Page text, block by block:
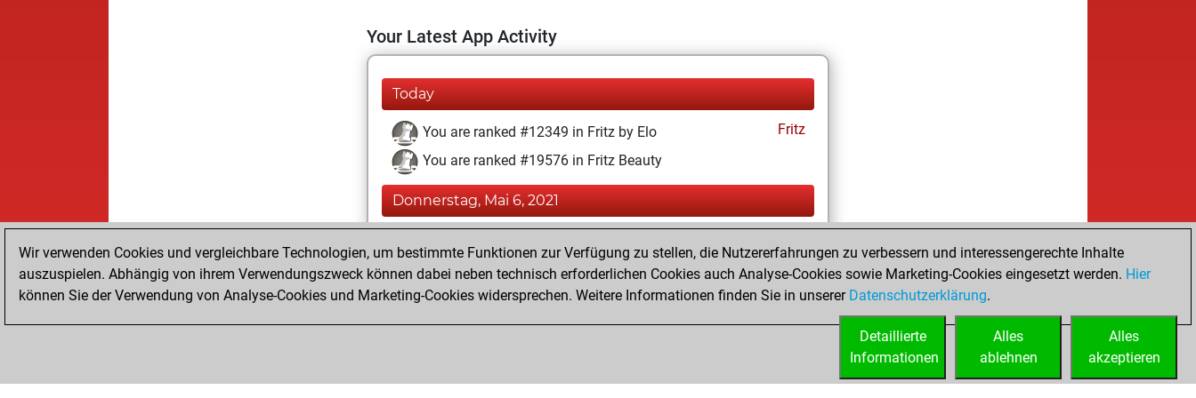
Your Latest App Activity
Today
You are ranked #12349 in Fritz by Elo
Fritz
You are ranked #19576 in Fritz Beauty
Donnerstag, Mai 6, 2021
You achieved a new Elo of 1591
You created your Fritz account
Wir verwenden Cookies und vergleichbare Technologien, um bestimmte Funktionen zur Verfügung zu stellen, die Nutzererfahrungen zu verbessern und interessengerechte Inhalte
auszuspielen. Abhängig von ihrem Verwendungszweck können dabei neben technisch erforderlichen Cookies auch Analyse-Cookies sowie Marketing-Cookies eingesetzt werden. Hier
können Sie der Verwendung von Analyse-Cookies und Marketing-Cookies widersprechen. Weitere Informationen finden Sie in unserer Datenschutzerklärung.
Alles
akzeptieren
Alles
ablehnen
Detaillierte
Informationen